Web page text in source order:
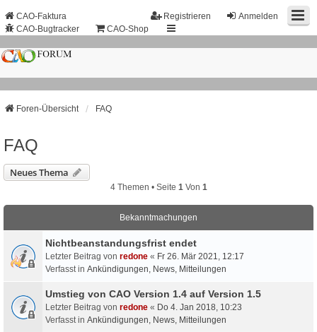
Anmelden
Registrieren
CAO-Faktura
CAO-Bugtracker
CAO-Shop
Foren-Übersicht FAQ
FAQ
Neues Thema
4 Themen • Seite 1 Von 1
Bekanntmachungen
Nichtbeanstandungs­frist endet
Letzter Beitrag von redone « Fr 26. Mär 2021, 12:17
Verfasst in Ankündigungen, News, Mitteilungen
Umstieg von CAO Version 1.4 auf Version 1.5
Letzter Beitrag von redone « Do 4. Jan 2018, 10:23
Verfasst in Ankündigungen, News, Mitteilungen